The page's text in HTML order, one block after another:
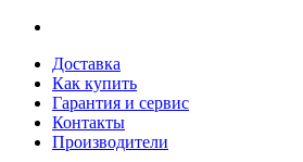
Доставка
Как купить
Гарантия и сервис
Контакты
Производители